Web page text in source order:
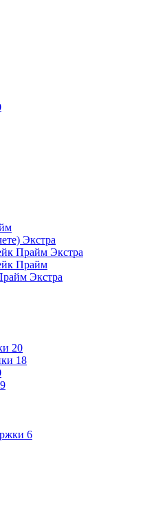
Экстра
Прайм Экстра
Прайм
Экстра
20
18
6